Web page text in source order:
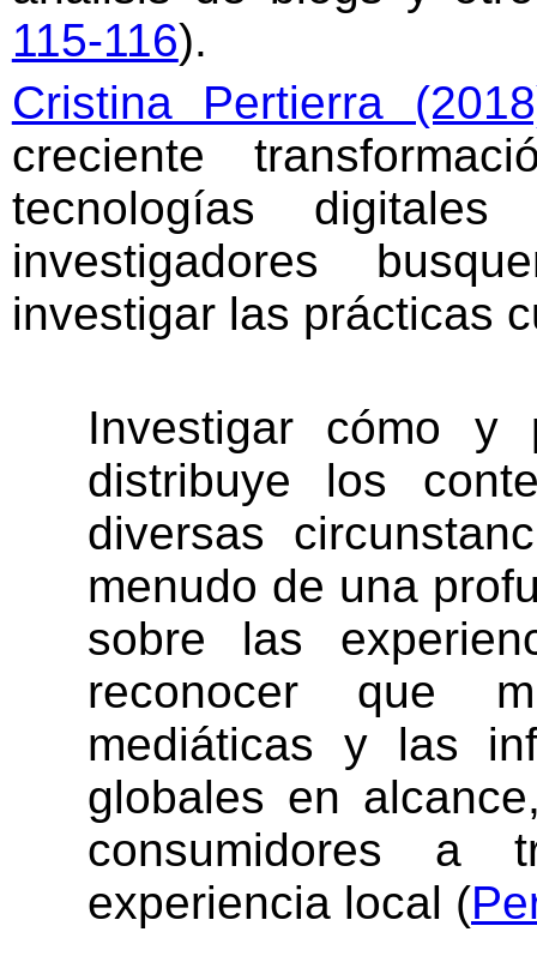
115-116).
Cristina Pertierra
creciente
tecnologías
investigadores
investigar las prácticas
Investigar cómo
distribuye los
diversas
menudo de una
sobre las
reconocer que
mediáticas y las
globales en
consumidores
experiencia local (